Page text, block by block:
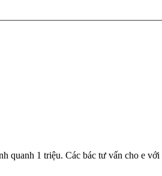
quanh 1 triệu. Các bác tư vấn cho e